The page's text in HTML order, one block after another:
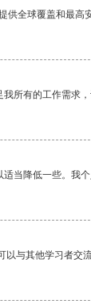
供全球覆盖和最高
所有的工作需求，
当降低一些。我
与其他学习者交流